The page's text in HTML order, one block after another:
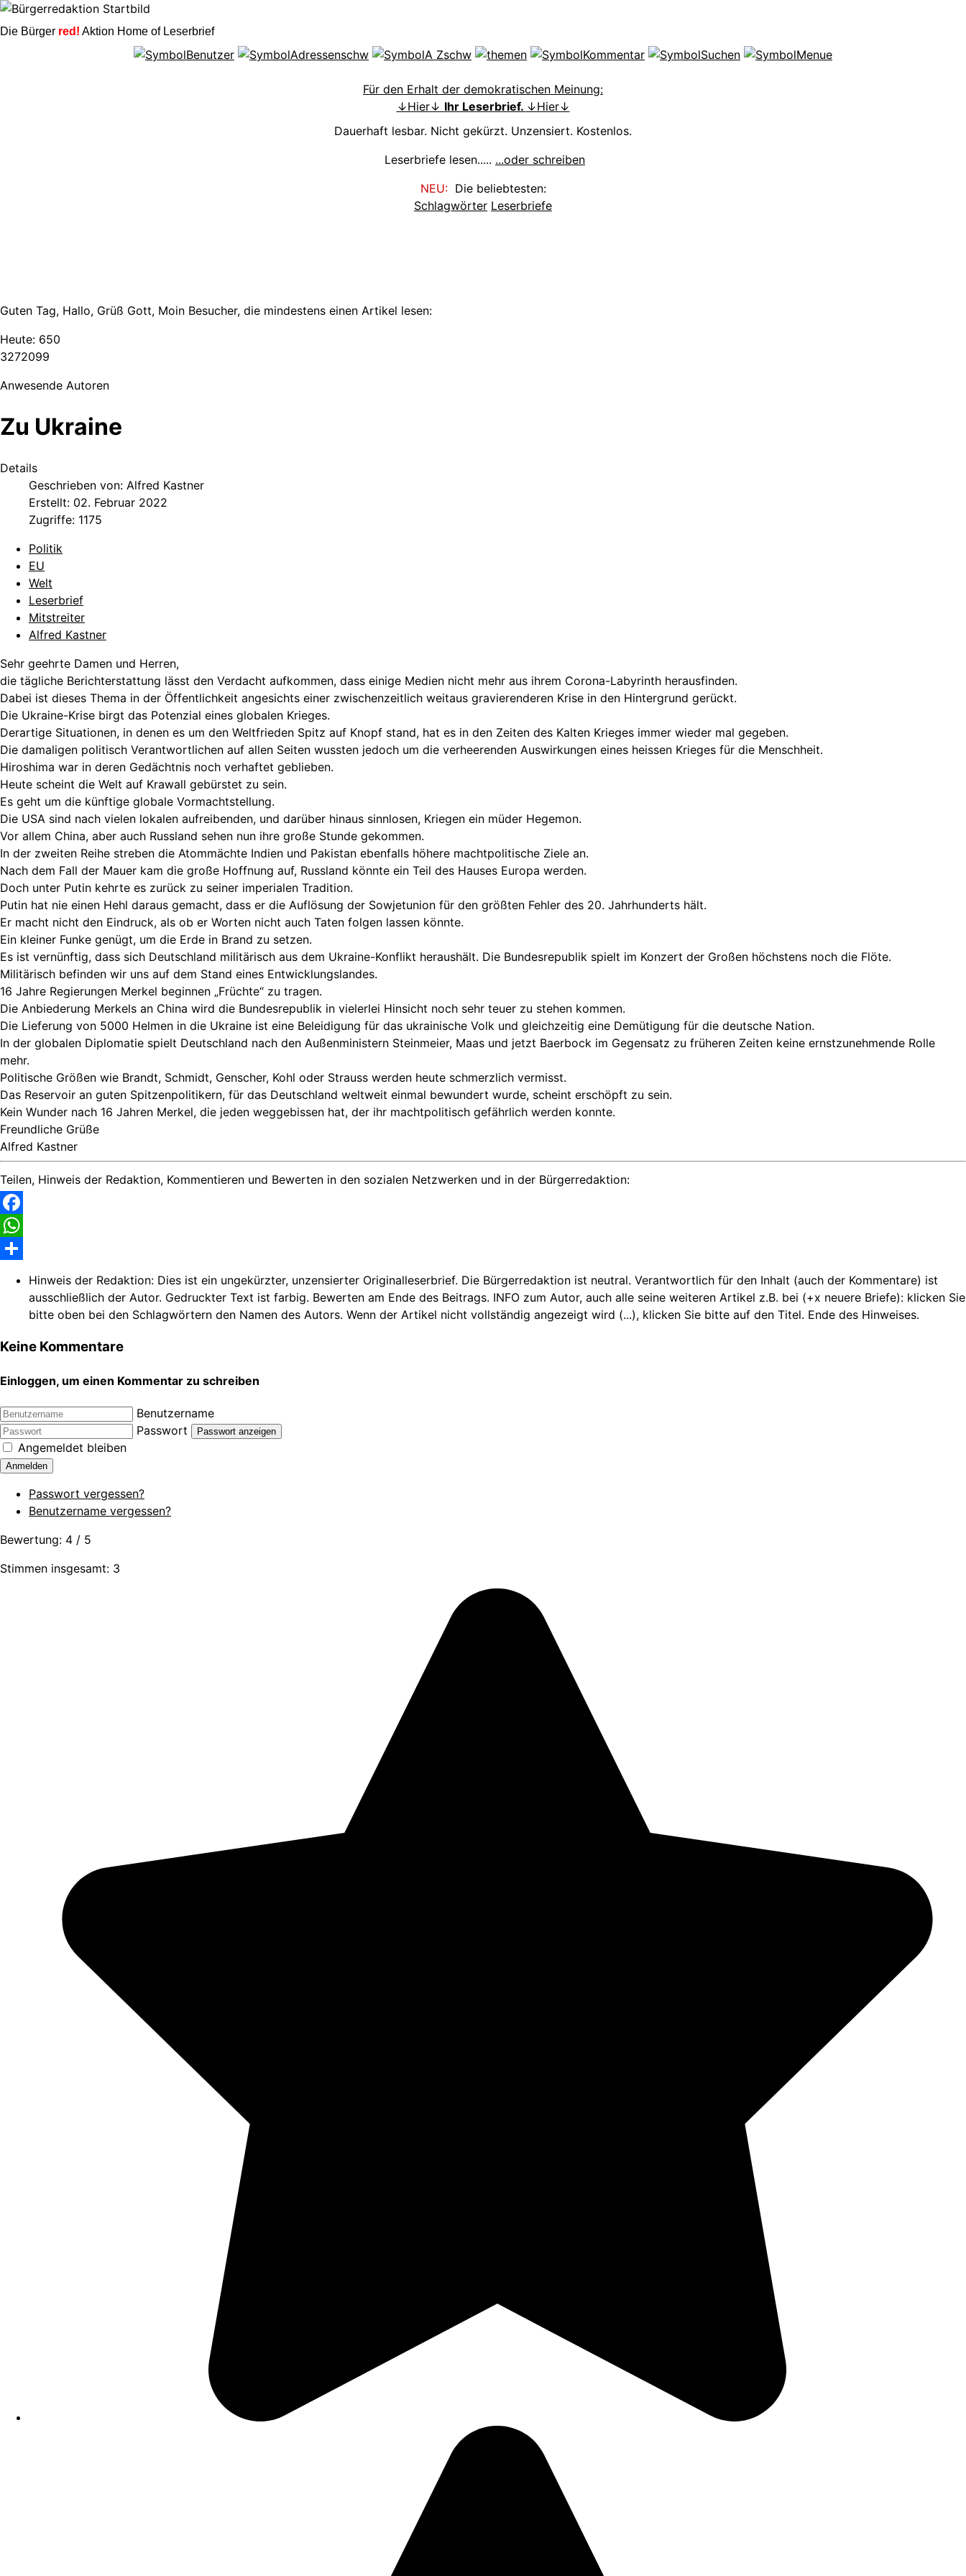
Die Bürger red! Aktion Home of Leserbrief
Für den Erhalt der demokratischen Meinung:
↓Hier↓ Ihr Leserbrief. ↓Hier↓
Dauerhaft lesbar. Nicht gekürzt. Unzensiert. Kostenlos.
Leserbriefe lesen..... ...oder schreiben
NEU:Die beliebtesten:
Schlagwörter Leserbriefe
Guten Tag, Hallo, Grüß Gott, Moin Besucher, die mindestens einen Artikel lesen:
Heute: 650
3272099
Anwesende Autoren
Zu Ukraine
Details
Geschrieben von: Alfred Kastner
Erstellt: 02. Februar 2022
Zugriffe: 1175
Politik
EU
Welt
Leserbrief
Mitstreiter
Alfred Kastner
Sehr geehrte Damen und Herren,
die tägliche Berichterstattung lässt den Verdacht aufkommen, dass einige Medien nicht mehr aus ihrem Corona-Labyrinth herausfinden.
Dabei ist dieses Thema in der Öffentlichkeit angesichts einer zwischenzeitlich weitaus gravierenderen Krise in den Hintergrund gerückt.
Die Ukraine-Krise birgt das Potenzial eines globalen Krieges.
Derartige Situationen, in denen es um den Weltfrieden Spitz auf Knopf stand, hat es in den Zeiten des Kalten Krieges immer wieder mal gegeben.
Die damaligen politisch Verantwortlichen auf allen Seiten wussten jedoch um die verheerenden Auswirkungen eines heissen Krieges für die Menschheit.
Hiroshima war in deren Gedächtnis noch verhaftet geblieben.
Heute scheint die Welt auf Krawall gebürstet zu sein.
Es geht um die künftige globale Vormachtstellung.
Die USA sind nach vielen lokalen aufreibenden, und darüber hinaus sinnlosen, Kriegen ein müder Hegemon.
Vor allem China, aber auch Russland sehen nun ihre große Stunde gekommen.
In der zweiten Reihe streben die Atommächte Indien und Pakistan ebenfalls höhere machtpolitische Ziele an.
Nach dem Fall der Mauer kam die große Hoffnung auf, Russland könnte ein Teil des Hauses Europa werden.
Doch unter Putin kehrte es zurück zu seiner imperialen Tradition.
Putin hat nie einen Hehl daraus gemacht, dass er die Auflösung der Sowjetunion für den größten Fehler des 20. Jahrhunderts hält.
Er macht nicht den Eindruck, als ob er Worten nicht auch Taten folgen lassen könnte.
Ein kleiner Funke genügt, um die Erde in Brand zu setzen.
Es ist vernünftig, dass sich Deutschland militärisch aus dem Ukraine-Konflikt heraushält. Die Bundesrepublik spielt im Konzert der Großen höchstens noch die Flöte.
Militärisch befinden wir uns auf dem Stand eines Entwicklungslandes.
16 Jahre Regierungen Merkel beginnen „Früchte“ zu tragen.
Die Anbiederung Merkels an China wird die Bundesrepublik in vielerlei Hinsicht noch sehr teuer zu stehen kommen.
Die Lieferung von 5000 Helmen in die Ukraine ist eine Beleidigung für das ukrainische Volk und gleichzeitig eine Demütigung für die deutsche Nation.
In der globalen Diplomatie spielt Deutschland nach den Außenministern Steinmeier, Maas und jetzt Baerbock im Gegensatz zu früheren Zeiten keine ernstzunehmende Rolle
mehr.
Politische Größen wie Brandt, Schmidt, Genscher, Kohl oder Strauss werden heute schmerzlich vermisst.
Das Reservoir an guten Spitzenpolitikern, für das Deutschland weltweit einmal bewundert wurde, scheint erschöpft zu sein.
Kein Wunder nach 16 Jahren Merkel, die jeden weggebissen hat, der ihr machtpolitisch gefährlich werden konnte.
Freundliche Grüße
Alfred Kastner
Teilen, Hinweis der Redaktion, Kommentieren und Bewerten in den sozialen Netzwerken und in der Bürgerredaktion:
Facebook
WhatsApp
Hinweis der Redaktion: Dies ist ein ungekürzter, unzensierter Originalleserbrief. Die Bürgerredaktion ist neutral. Verantwortlich für den Inhalt (auch der Kommentare) ist
ausschließlich der Autor. Gedruckter Text ist farbig. Bewerten am Ende des Beitrags. INFO zum Autor, auch alle seine weiteren Artikel z.B. bei (+x neuere Briefe): klicken Sie
bitte oben bei den Schlagwörtern den Namen des Autors. Wenn der Artikel nicht vollständig angezeigt wird (...), klicken Sie bitte auf den Titel. Ende des Hinweises.
Keine Kommentare
Einloggen, um einen Kommentar zu schreiben
Benutzername
Passwort
Passwort anzeigen
Angemeldet bleiben
Anmelden
Passwort vergessen?
Benutzername vergessen?
Bewertung: 4 / 5
Stimmen insgesamt: 3